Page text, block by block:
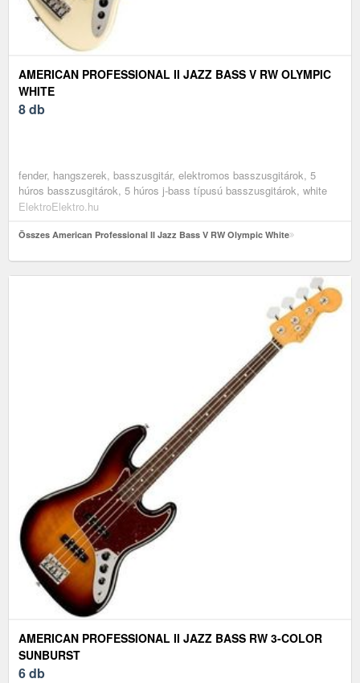
AMERICAN PROFESSIONAL II JAZZ BASS V RW OLYMPIC
WHITE
8 db
fender, hangszerek, basszusgitár, elektromos basszusgitárok, 5
húros basszusgitárok, 5 húros j-bass típusú basszusgitárok, white
ElektroElektro.hu
Összes American Professional II Jazz Bass V RW Olympic White
AMERICAN PROFESSIONAL II JAZZ BASS RW 3-COLOR
SUNBURST
6 db